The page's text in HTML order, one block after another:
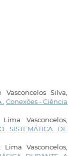
Silva,
, Conexões - Ciência
Vasconcelos,
SISTEMÁTICA DE
Vasconcelos,